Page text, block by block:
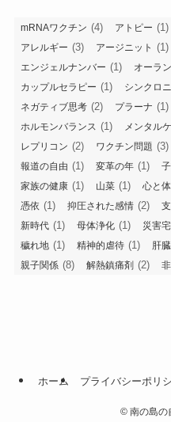
mRNAワクチン (4) アトピー (1)
アレルギー (3) アージニット (1)
エンジェルナンバー (1) オーラ
カップルセラピー (1) シンクロ
ネガティブ思考 (2) プラーナ (1)
ホルモンバランス (1) メンタル
レプリコン (2) ワクチン問題 (3)
報道の自由 (1) 変革の年 (1)
家族の健康 (1) 山菜 (1) 心と
憑依 (1) 抑圧された感情 (2)
新時代 (1) 母体浄化 (1) 災害
穢れ地 (1) 精神的虐待 (1) 肝
親子関係 (8) 解熱鎮痛剤 (2)
ホーム プライバシーポリ
© 南の島の